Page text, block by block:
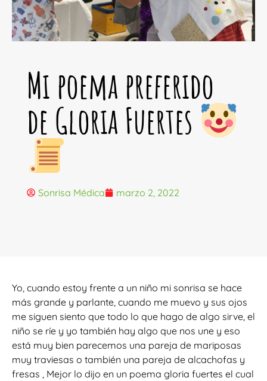
Mi poema preferido
de Gloria Fuertes
Sonrisa Médica marzo 2, 2022
Yo, cuando estoy frente a un niño mi sonrisa se hace
más grande y parlante, cuando me muevo y sus ojos
me siguen siento que todo lo que hago de algo sirve, el
niño se ríe y yo también hay algo que nos une y eso
está muy bien parecemos una pareja de mariposas
muy traviesas o también una pareja de alcachofas y
fresas , Mejor lo dijo en un poema gloria fuertes el cual